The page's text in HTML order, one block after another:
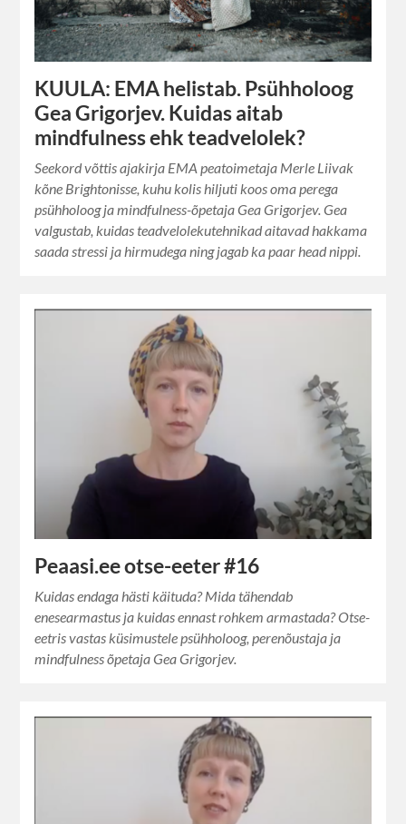
KUULA: EMA helistab. Psühholoog
Gea Grigorjev. Kuidas aitab
mindfulness ehk teadvelolek?
Seekord võttis ajakirja EMA peatoimetaja Merle Liivak
kõne Brightonisse, kuhu kolis hiljuti koos oma perega
psühholoog ja mindfulness-õpetaja Gea Grigorjev. Gea
valgustab, kuidas teadvelolekutehnikad aitavad hakkama
saada stressi ja hirmudega ning jagab ka paar head nippi.
Peaasi.ee otse-eeter #16
Kuidas endaga hästi käituda? Mida tähendab
enesearmastus ja kuidas ennast rohkem armastada? Otse-
eetris vastas küsimustele psühholoog, perenõustaja ja
mindfulness õpetaja Gea Grigorjev.